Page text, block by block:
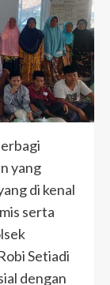
yang
di kenal
serta
Setiadi
dengan